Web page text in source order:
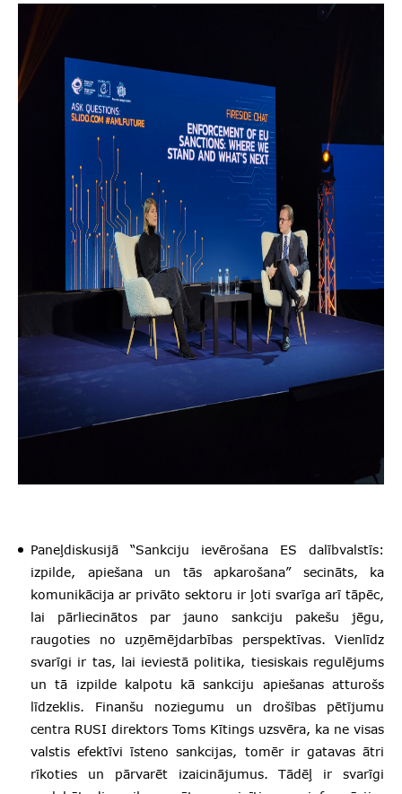
Paneļdiskusijā “Sankciju ievērošana ES dalībvalstīs:
izpilde, apiešana un tās apkarošana” secināts, ka
komunikācija ar privāto sektoru ir ļoti svarīga arī tāpēc,
lai pārliecinātos par jauno sankciju pakešu jēgu,
raugoties no uzņēmējdarbības perspektīvas. Vienlīdz
svarīgi ir tas, lai ieviestā politika, tiesiskais regulējums
un tā izpilde kalpotu kā sankciju apiešanas atturošs
līdzeklis. Finanšu noziegumu un drošības pētījumu
centra RUSI direktors Toms Kītings uzsvēra, ka ne visas
valstis efektīvi īsteno sankcijas, tomēr ir gatavas ātri
rīkoties un pārvarēt izaicinājumus. Tādēļ ir svarīgi